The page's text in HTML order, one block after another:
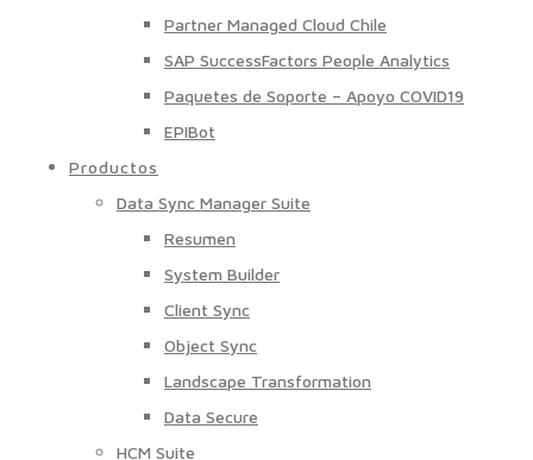
Partner Managed Cloud Chile
SAP SuccessFactors People Analytics
Paquetes de Soporte – Apoyo COVID19
EPIBot
Productos
Data Sync Manager Suite
Resumen
System Builder
Client Sync
Object Sync
Landscape Transformation
Data Secure
HCM Suite